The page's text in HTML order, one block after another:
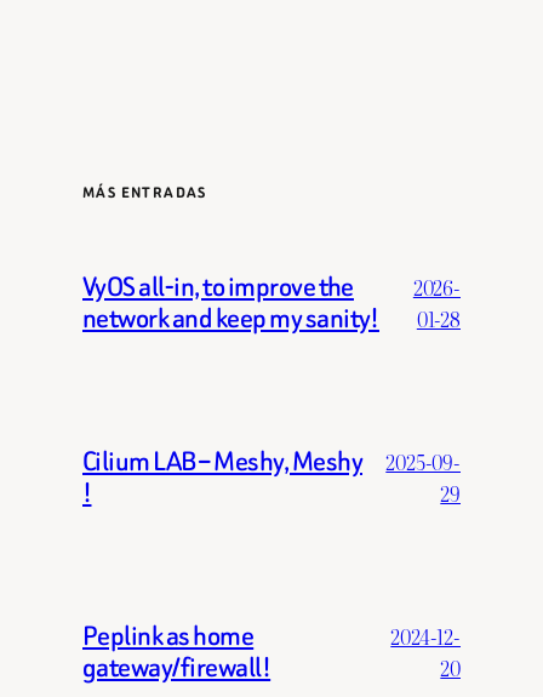
MÁS ENTRADAS
VyOS all-in, to improve the
network and keep my sanity!
2026-
01-28
Cilium LAB – Meshy, Meshy
!
2025-09-
29
Peplink as home
gateway/firewall!
2024-12-
20